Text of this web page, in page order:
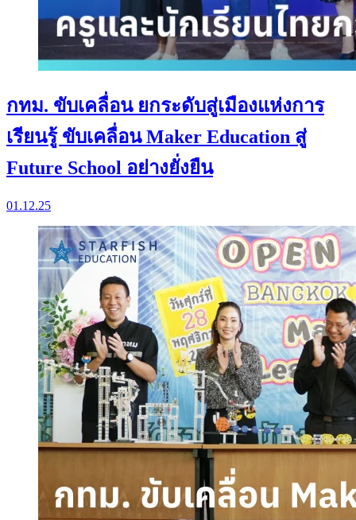
กทม. ขับเคลื่อน ยกระดับสู่เมืองแห่งการ
เรียนรู้ ขับเคลื่อน Maker Education สู่
Future School อย่างยั่งยืน
01.12.25